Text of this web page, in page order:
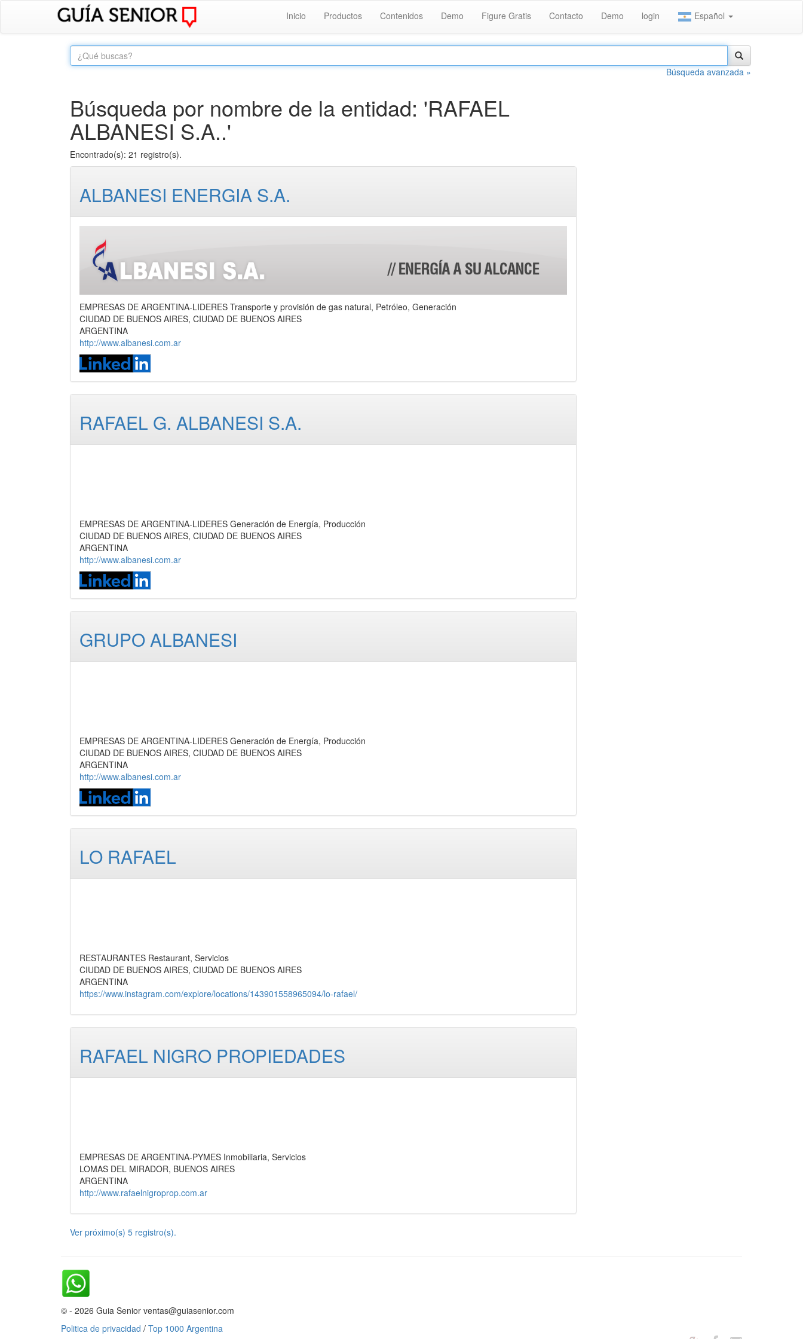
Inicio Productos Contenidos Demo Figure Gratis Contacto Demo login Español
Búsqueda avanzada »
Búsqueda por nombre de la entidad: 'RAFAEL
ALBANESI S.A..'
Encontrado(s): 21 registro(s).
ALBANESI ENERGIA S.A.
EMPRESAS DE ARGENTINA-LIDERES Transporte y provisión de gas natural, Petróleo, Generación
CIUDAD DE BUENOS AIRES, CIUDAD DE BUENOS AIRES
ARGENTINA
http://www.albanesi.com.ar
RAFAEL G. ALBANESI S.A.
EMPRESAS DE ARGENTINA-LIDERES Generación de Energía, Producción
CIUDAD DE BUENOS AIRES, CIUDAD DE BUENOS AIRES
ARGENTINA
http://www.albanesi.com.ar
GRUPO ALBANESI
EMPRESAS DE ARGENTINA-LIDERES Generación de Energía, Producción
CIUDAD DE BUENOS AIRES, CIUDAD DE BUENOS AIRES
ARGENTINA
http://www.albanesi.com.ar
LO RAFAEL
RESTAURANTES Restaurant, Servicios
CIUDAD DE BUENOS AIRES, CIUDAD DE BUENOS AIRES
ARGENTINA
https://www.instagram.com/explore/locations/143901558965094/lo-rafael/
RAFAEL NIGRO PROPIEDADES
EMPRESAS DE ARGENTINA-PYMES Inmobiliaria, Servicios
LOMAS DEL MIRADOR, BUENOS AIRES
ARGENTINA
http://www.rafaelnigroprop.com.ar
Ver próximo(s) 5 registro(s).
© - 2026 Guia Senior ventas@guiasenior.com
Politica de privacidad / Top 1000 Argentina